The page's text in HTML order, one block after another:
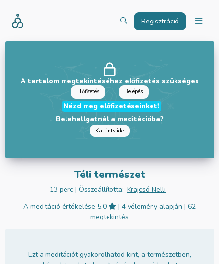
Regisztráció
A tartalom megtekintéséhez előfizetés szükséges
Előfizetés Belépés
Nézd meg előfizetéseinket!
Belehallgatnál a meditációba?
Kattints ide
Téli természet
13 perc | Összeállította: Krajcsó Nelli
A meditáció értékelése 5.0
| 4 vélemény alapján | 62
megtekintés
Ezt a meditációt gyakorolhatod kint, a természetben,